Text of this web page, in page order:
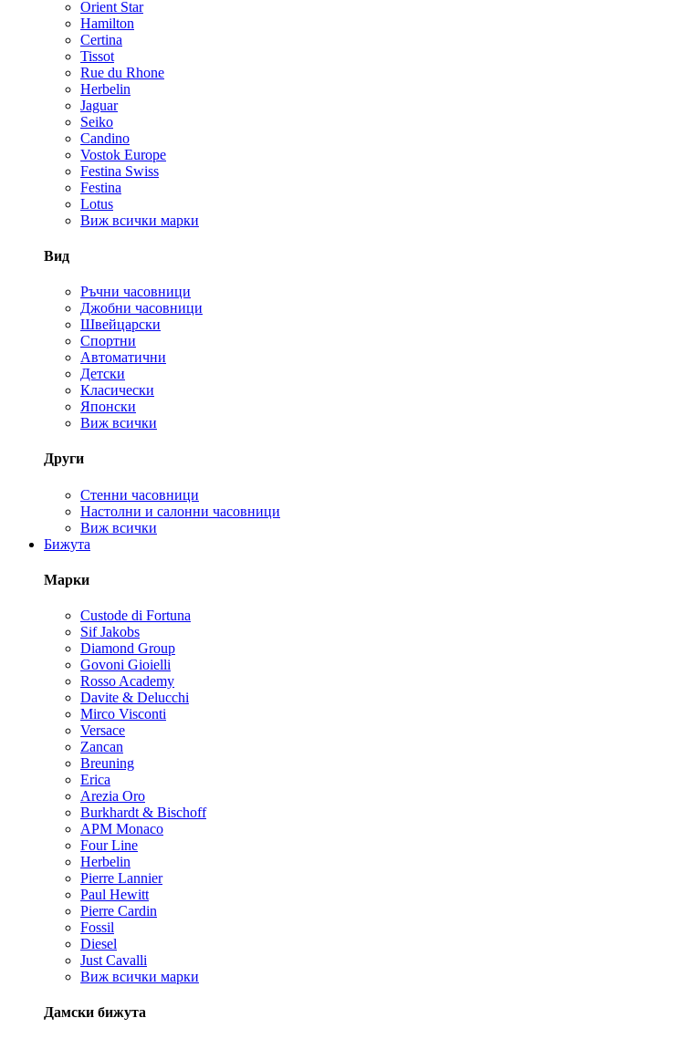
Orient Star
Hamilton
Certina
Tissot
Rue du Rhone
Herbelin
Jaguar
Seiko
Candino
Vostok Europe
Festina Swiss
Festina
Lotus
Виж всички марки
Вид
Ръчни часовници
Джобни часовници
Швейцарски
Спортни
Автоматични
Детски
Класически
Японски
Виж всички
Други
Стенни часовници
Настолни и салонни часовници
Виж всички
Бижута
Марки
Custode di Fortuna
Sif Jakobs
Diamond Group
Govoni Gioielli
Rosso Academy
Davite & Delucchi
Mirco Visconti
Versace
Zancan
Breuning
Erica
Arezia Oro
Burkhardt & Bischoff
APM Monaco
Four Line
Herbelin
Pierre Lannier
Paul Hewitt
Pierre Cardin
Fossil
Diesel
Just Cavalli
Виж всички марки
Дамски бижута